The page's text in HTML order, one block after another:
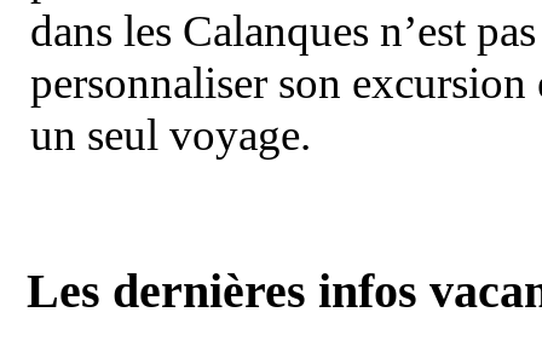
dans les Calanques n’est
personnaliser son
un seul voyage.
Les dernières infos